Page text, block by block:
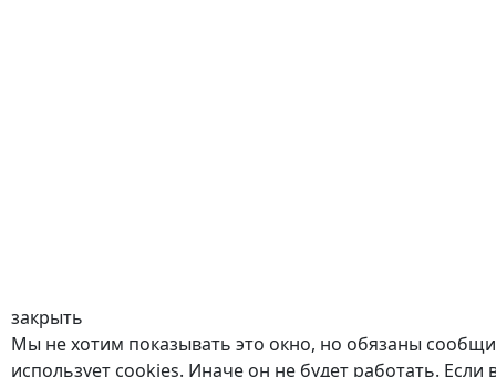
закрыть
Мы не хотим показывать это окно, но обязаны
использует cookies. Иначе он не будет работать. Если